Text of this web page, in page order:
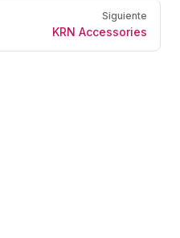
Siguiente
KRN Accessories